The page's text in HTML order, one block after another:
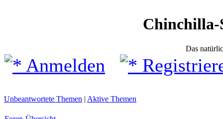
Chinchilla-
Das
Anmelden
Unbeantwortete Themen | Aktive Themen